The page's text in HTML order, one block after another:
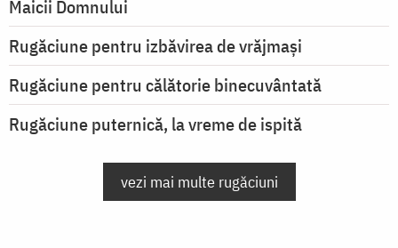
Maicii Domnului
Rugăciune pentru izbăvirea de vrăjmași
Rugăciune pentru călătorie binecuvântată
Rugăciune puternică, la vreme de ispită
vezi mai multe rugăciuni